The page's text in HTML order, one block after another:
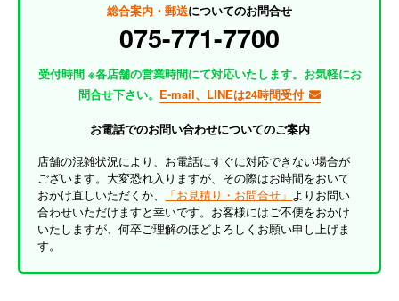
総合案内・郵送についてのお問合せ
075-771-7700
受付時間 ※各店舗の営業時間にて対応いたします。お気軽にお
問合せ下さい。 E-mail、LINEは24時間受付
お電話でのお問い合わせについてのご案内
店舗の混雑状況により、お電話にすぐに対応できない場合が
ございます。大変恐れ入りますが、その際はお時間をおいて
おかけ直しいただくか、
「お見積り・お問合せ」 よりお問い
合わせいただけますと幸いです。お客様にはご不便をおかけ
いたしますが、何卒ご理解のほどよろしくお願い申し上げま
す。